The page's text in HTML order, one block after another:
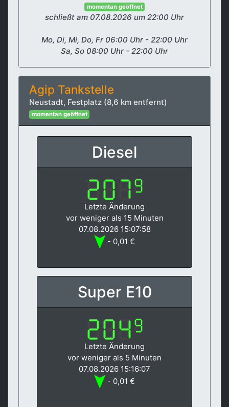
momentan geöffnet
schließt am 07.08.2026 um 22:00 Uhr
Mo, Di, Mi, Do, Fr 06:00 Uhr - 22:00 Uhr
Sa, So 08:00 Uhr - 22:00 Uhr
Agip Tankstelle
Neustadt, Festplatz (8,6 km entfernt)
momentan geöffnet
Diesel
Letzte Änderung
vor weniger als 15 Minuten
07.08.2026 15:07:58
- 0,01 €
Super E10
Letzte Änderung
vor weniger als 5 Minuten
07.08.2026 15:16:07
- 0,01 €